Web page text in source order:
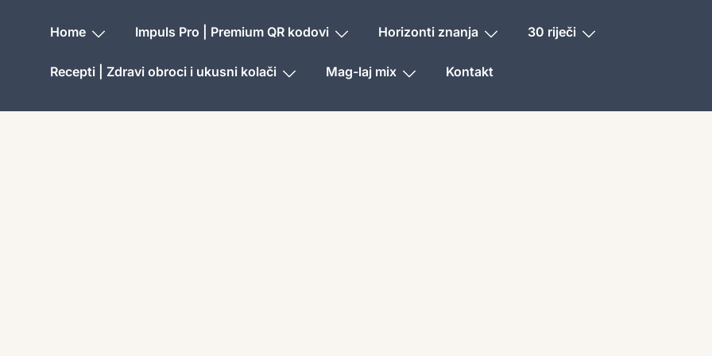
Home Impuls Pro | Premium QR kodovi Horizonti znanja 30 riječi
Recepti | Zdravi obroci i ukusni kolači Mag-laj mix Kontakt